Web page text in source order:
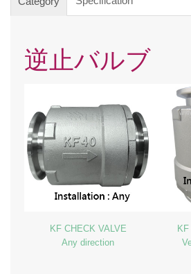
逆止バルブ
KF CHECK VALVE
Any direction